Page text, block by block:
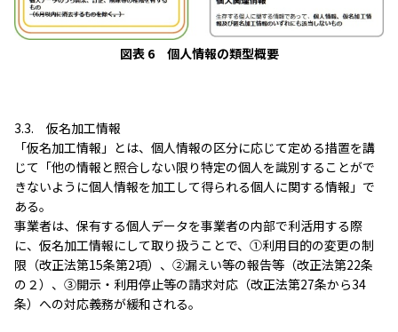
図表 6 個人情報の類型概要
3.3. 仮名加工情報
「仮名加工情報」とは、個人情報の区分に応じて定める措置を講
じて「他の情報と照合しない限り特定の個人を識別することがで
きないように個人情報を加工して得られる個人に関する情報」で
ある。
事業者は、保有する個人データを事業者の内部で利活用する際
に、仮名加工情報にして取り扱うことで、①利用目的の変更の制
限（改正法第15条第2項）、②漏えい等の報告等（改正法第22条
の２）、③開示・利用停止等の請求対応（改正法第27条から34
条）への対応義務が緩和される。